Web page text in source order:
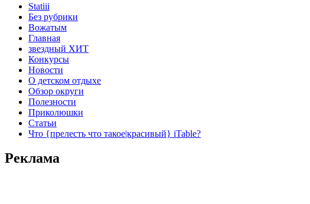
Statiii
Без рубрики
Вожатым
Главная
звездный ХИТ
Конкурсы
Новости
О детском отдыхе
Обзор округи
Полезности
Приколюшки
Статьи
Что {прелесть что такое|красивый} iTable?
Реклама